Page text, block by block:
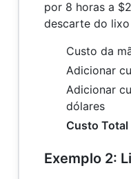
por 8 horas a
descarte do
Custo da
Adicionar
Adicionar
dólares
Custo Total
Exemplo 2: